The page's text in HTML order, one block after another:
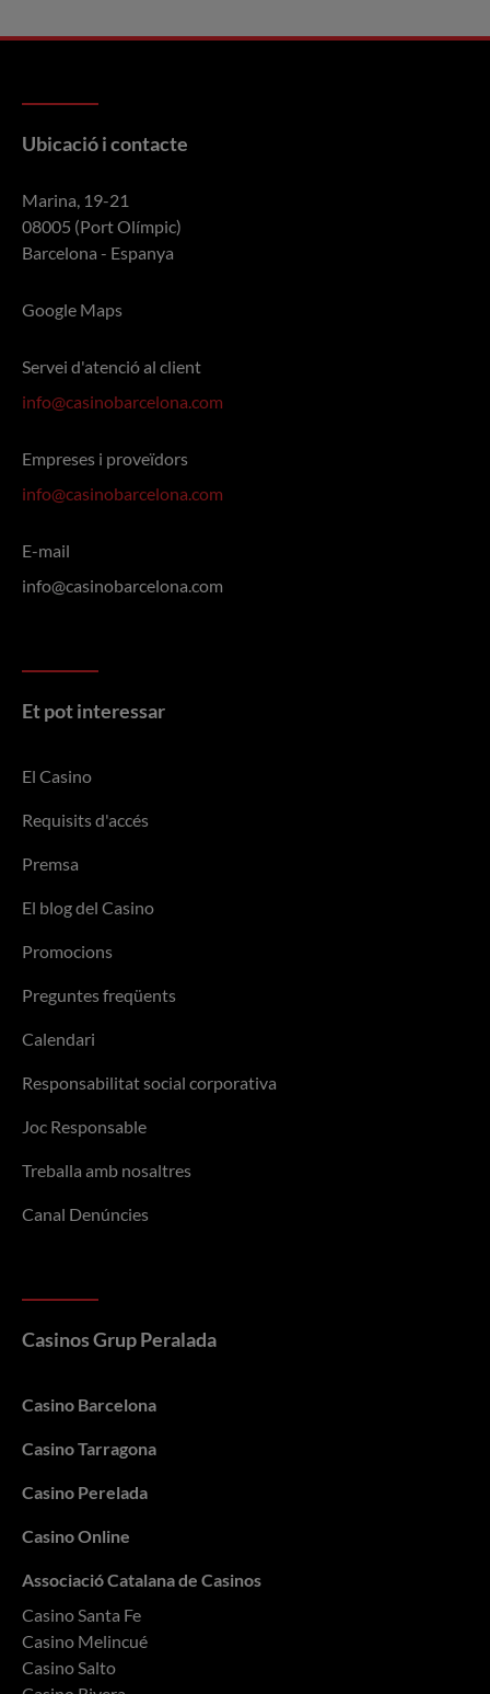
Ubicació i contacte
Marina, 19-21
08005 (Port Olímpic)
Barcelona - Espanya
Google Maps
Servei d'atenció al client
info@casinobarcelona.com
Empreses i proveïdors
info@casinobarcelona.com
E-mail
info@casinobarcelona.com
Et pot interessar
El Casino
Requisits d'accés
Premsa
El blog del Casino
Promocions
Preguntes freqüents
Calendari
Responsabilitat social corporativa
Joc Responsable
Treballa amb nosaltres
Canal Denúncies
Casinos Grup Peralada
Casino Barcelona
Casino Tarragona
Casino Perelada
Casino Online
Associació Catalana de Casinos
Casino Santa Fe
Casino Melincué
Casino Salto